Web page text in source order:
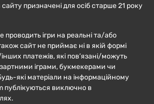
сайту призначені для осіб старше 21 року
проводить ігри на реальні та/або
сайт не приймає ні в якій формі
платежів, які пов’язані/можуть
іграми, букмекерами чи
які матеріали на інформаційному
публікуються виключно в